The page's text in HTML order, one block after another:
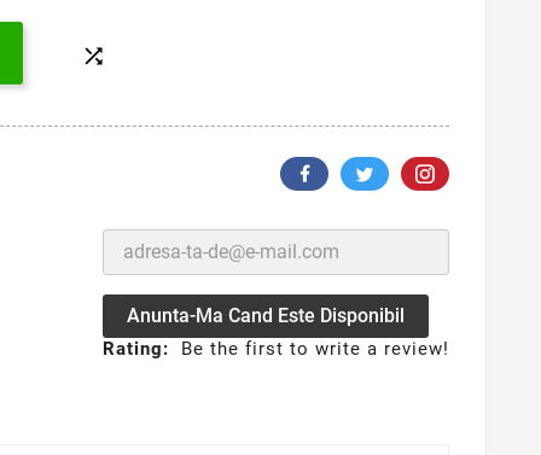

Anunta-Ma Cand Este Disponibil
Rating: Be the first to write a review!